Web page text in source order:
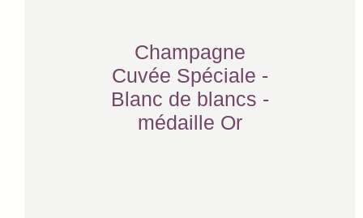
Champagne
Cuvée Spéciale -
Blanc de blancs -
médaille Or